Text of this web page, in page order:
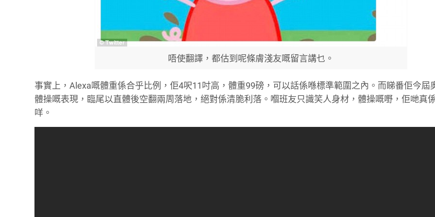
唔使翻譯，都估到呢條膚淺友嘅留言講乜。
事實上，Alexa嘅體重係合乎比例，佢4呎11吋高，體重99磅，可以話係喺標準範圍之內。而睇番佢今屆
體操嘅表現，臨尾以直體後空翻兩周落地，絕對係清脆利落。嗰班友只識笑人身材，體操嘅嘢，佢哋真
咩。